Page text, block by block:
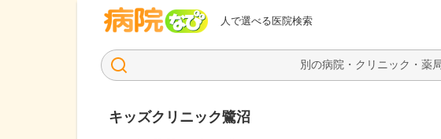
人で選べる医院検索
病院なび
キッズクリニック鷺沼